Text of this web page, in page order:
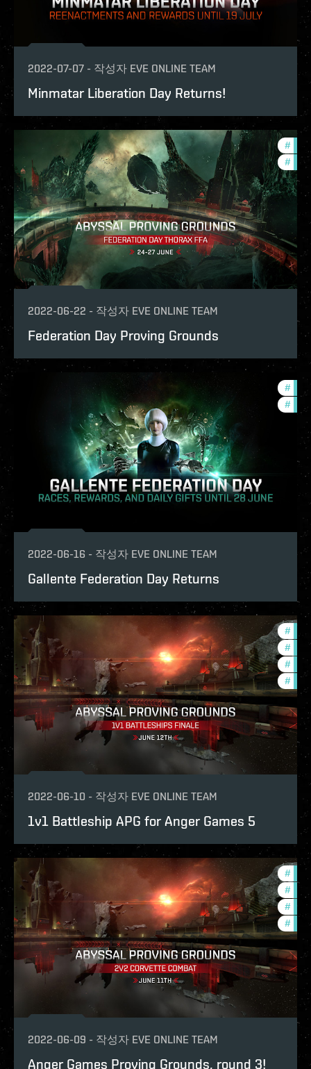
2022-07-07 - 작성자 EVE ONLINE TEAM
Minmatar Liberation Day Returns!
# in-
# pvp
2022-06-22 - 작성자 EVE ONLINE TEAM
Federation Day Proving Grounds
#
#
2022-06-16 - 작성자 EVE ONLINE TEAM
Gallente Federation Day Returns
#
#
#
#
2022-06-10 - 작성자 EVE ONLINE TEAM
1v1 Battleship APG for Anger Games 5
#
#
#
#
2022-06-09 - 작성자 EVE ONLINE TEAM
Anger Games Proving Grounds, round 3!